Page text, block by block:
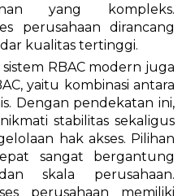
yang kompleks.
perusahaan dirancang
kualitas tertinggi.
RBAC modern juga
yaitu kombinasi antara
Dengan pendekatan ini,
stabilitas sekaligus
hak akses. Pilihan
sangat bergantung
skala perusahaan.
perusahaan memiliki